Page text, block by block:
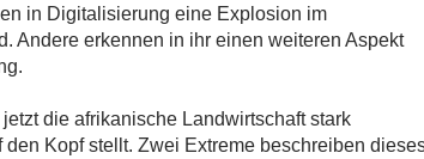
in Digitalisierung eine Explosion im
Andere erkennen in ihr einen weiteren Aspekt
die afrikanische Landwirtschaft stark
Kopf stellt. Zwei Extreme beschreiben